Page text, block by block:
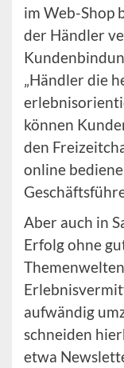
im Web-Shop
der Händler
„Händler die
können
den
online
Aber auch in
Erfolg ohne
aufwändig
schneiden
etwa